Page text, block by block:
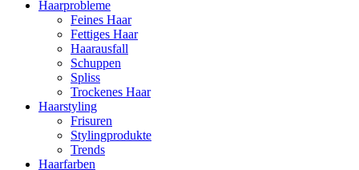
Haarprobleme
Feines Haar
Fettiges Haar
Haarausfall
Schuppen
Spliss
Trockenes Haar
Haarstyling
Frisuren
Stylingprodukte
Trends
Haarfarben